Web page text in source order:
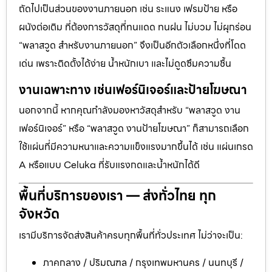
ถัดไปเป็นส่วนของงานภายนอก เช่น ระแนง เฟรมป้าย หรือ
ผนังต่อเติม ที่ต้องการวัสดุที่ทนแดด ทนฝน ไม่บวม ไม่ผุกร่อน
“พลาสวูด สำหรับงานภายนอก” จึงเป็นอีกตัวเลือกหนึ่งที่โดด
เด่น เพราะติดตั้งได้ง่าย น้ำหนักเบา และไม่ดูดซึมความชื้น
งานเฉพาะทาง เช่นเฟอร์นิเจอร์และป้ายโฆษณา
นอกจากนี้ หากคุณกำลังมองหาวัสดุสำหรับ “พลาสวูด งาน
เฟอร์นิเจอร์” หรือ “พลาสวูด งานป้ายโฆษณา” ก็สามารถเลือก
ใช้แผ่นที่มีความหนาและความแข็งแรงมากขึ้นได้ เช่น แผ่นเกรด
A หรือแบบ Celuka ที่รับแรงกดและน้ำหนักได้ดี
พื้นที่บริการของเรา — ส่งทั่วไทย ทุก
จังหวัด
เรามีบริการจัดส่งสินค้าครบทุกพื้นที่ทั่วประเทศ ไม่ว่าจะเป็น:
ภาคกลาง / ปริมณฑล / กรุงเทพมหานคร / นนทบุรี /